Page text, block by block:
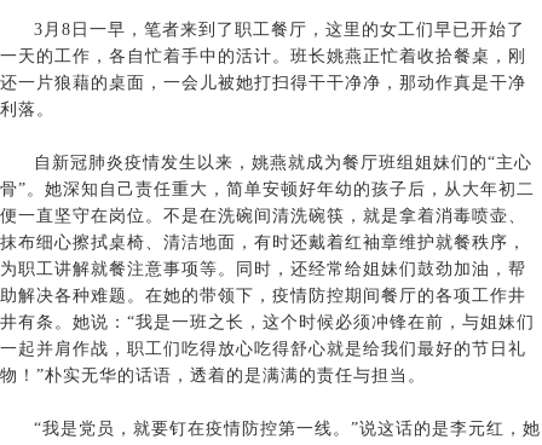
3月8日一早，笔者来到了职工餐厅，这里的女工们早已开始了
一天的工作，各自忙着手中的活计。班长姚燕正忙着收拾餐桌，刚
还一片狼藉的桌面，一会儿被她打扫得干干净净，那动作真是干净
利落。
自新冠肺炎疫情发生以来，姚燕就成为餐厅班组姐妹们的“主心
骨”。她深知自己责任重大，简单安顿好年幼的孩子后，从大年初二
便一直坚守在岗位。不是在洗碗间清洗碗筷，就是拿着消毒喷壶、
抹布细心擦拭桌椅、清洁地面，有时还戴着红袖章维护就餐秩序，
为职工讲解就餐注意事项等。同时，还经常给姐妹们鼓劲加油，帮
助解决各种难题。在她的带领下，疫情防控期间餐厅的各项工作井
井有条。她说：“我是一班之长，这个时候必须冲锋在前，与姐妹们
一起并肩作战，职工们吃得放心吃得舒心就是给我们最好的节日礼
物！”朴实无华的话语，透着的是满满的责任与担当。
“我是党员，就要钉在疫情防控第一线。”说这话的是李元红，她